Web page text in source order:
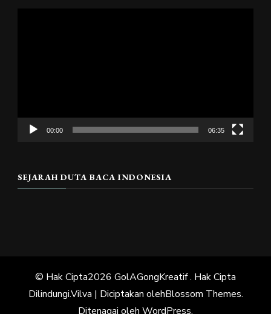
00:00 06:35
SEJARAH DUTA BACA INDONESIA
© Hak Cipta2026 GolAGongKreatif. Hak Cipta
Dilindungi.Vilva | Diciptakan olehBlossom Themes.
Ditenagai oleh WordPress.